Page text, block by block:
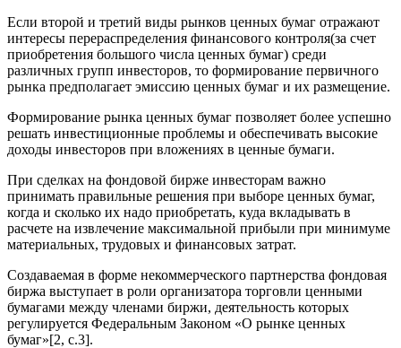
Если второй и третий виды рынков ценных бумаг отражают
интересы перераспределения финансового контроля(за счет
приобретения большого числа ценных бумаг) среди
различных групп инвесторов, то формирование первичного
рынка предполагает эмиссию ценных бумаг и их размещение.
Формирование рынка ценных бумаг позволяет более успешно
решать инвестиционные проблемы и обеспечивать высокие
доходы инвесторов при вложениях в ценные бумаги.
При сделках на фондовой бирже инвесторам важно
принимать правильные решения при выборе ценных бумаг,
когда и сколько их надо приобретать, куда вкладывать в
расчете на извлечение максимальной прибыли при минимуме
материальных, трудовых и финансовых затрат.
Создаваемая в форме некоммерческого партнерства фондовая
биржа выступает в роли организатора торговли ценными
бумагами между членами биржи, деятельность которых
регулируется Федеральным Законом «О рынке ценных
бумаг»[2, c.3].